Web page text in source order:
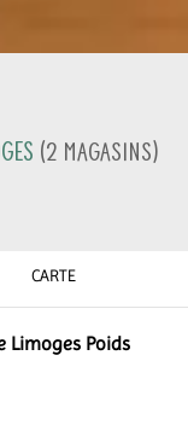
(2 Magasins)
CARTE
Limoges Poids